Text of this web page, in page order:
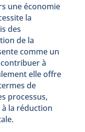
une économie
la
des
de la
comme un
à
elle offre
de
processus,
la réduction